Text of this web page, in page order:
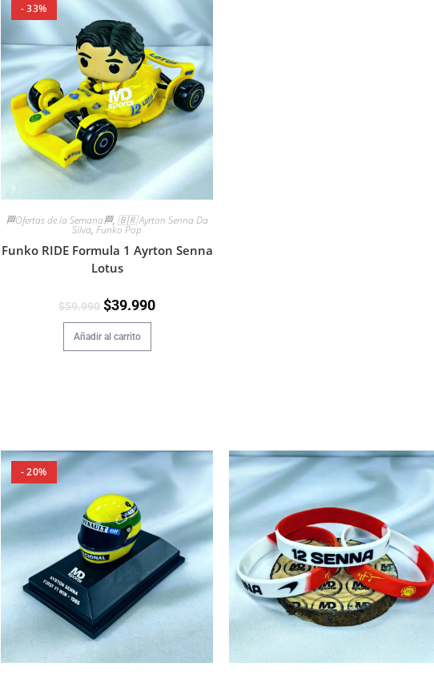
- 33%
🏁Ofertas de la Semana🏁, 🇧🇷 Ayrton Senna Da
Silva, Funko Pop
Funko RIDE Formula 1 Ayrton Senna
Lotus
$59.990 $39.990
Añadir al carrito
- 20%